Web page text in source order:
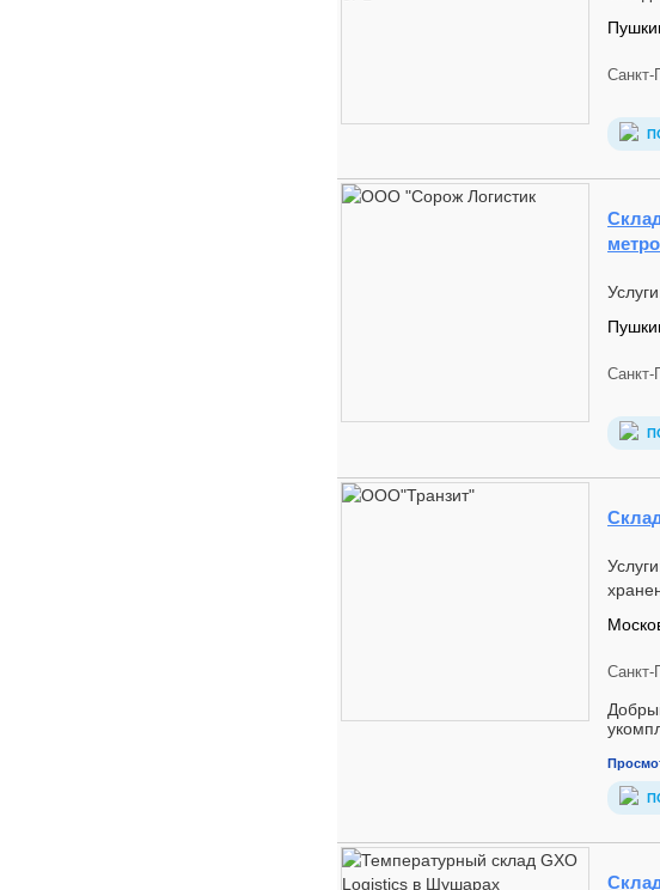
Санкт-
Санкт-
Санкт-